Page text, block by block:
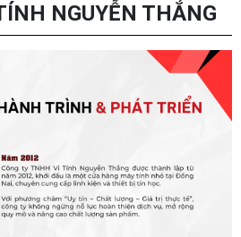
NGUYỄN THẮNG